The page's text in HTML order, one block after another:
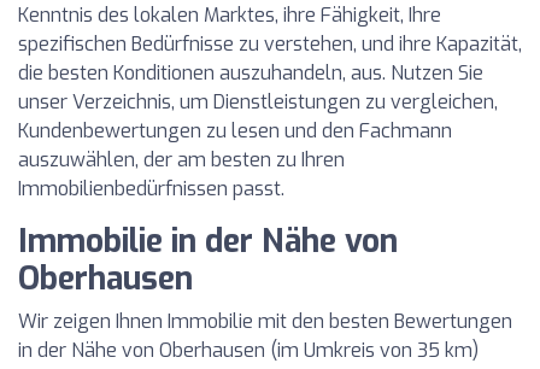
Kenntnis des lokalen Marktes, ihre Fähigkeit, Ihre
spezifischen Bedürfnisse zu verstehen, und ihre Kapazität,
die besten Konditionen auszuhandeln, aus. Nutzen Sie
unser Verzeichnis, um Dienstleistungen zu vergleichen,
Kundenbewertungen zu lesen und den Fachmann
auszuwählen, der am besten zu Ihren
Immobilienbedürfnissen passt.
Immobilie in der Nähe von
Oberhausen
Wir zeigen Ihnen Immobilie mit den besten Bewertungen
in der Nähe von Oberhausen (im Umkreis von 35 km)